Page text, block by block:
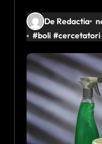
De Redactia
#boli #cercetatori